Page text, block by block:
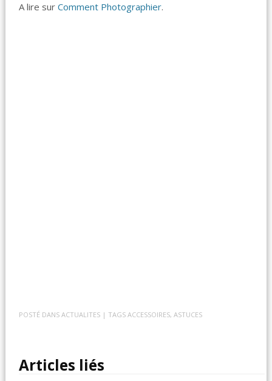
A lire surComment Photographier.
POSTÉ DANSACTUALITES | TAGSACCESSOIRES,ASTUCES
Articles liés